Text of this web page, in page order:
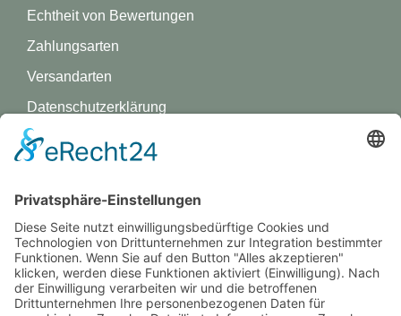
Echtheit von Bewertungen
Zahlungsarten
Versandarten
Datenschutz­erklärung
Impressum
GREVY ANGEBOT
Was ist Grevy?
BENUTZERANMELDUNG